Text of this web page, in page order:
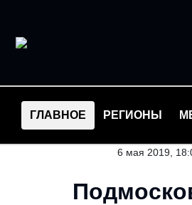
ГЛАВНОЕ РЕГИОНЫ
6 мая 2019,